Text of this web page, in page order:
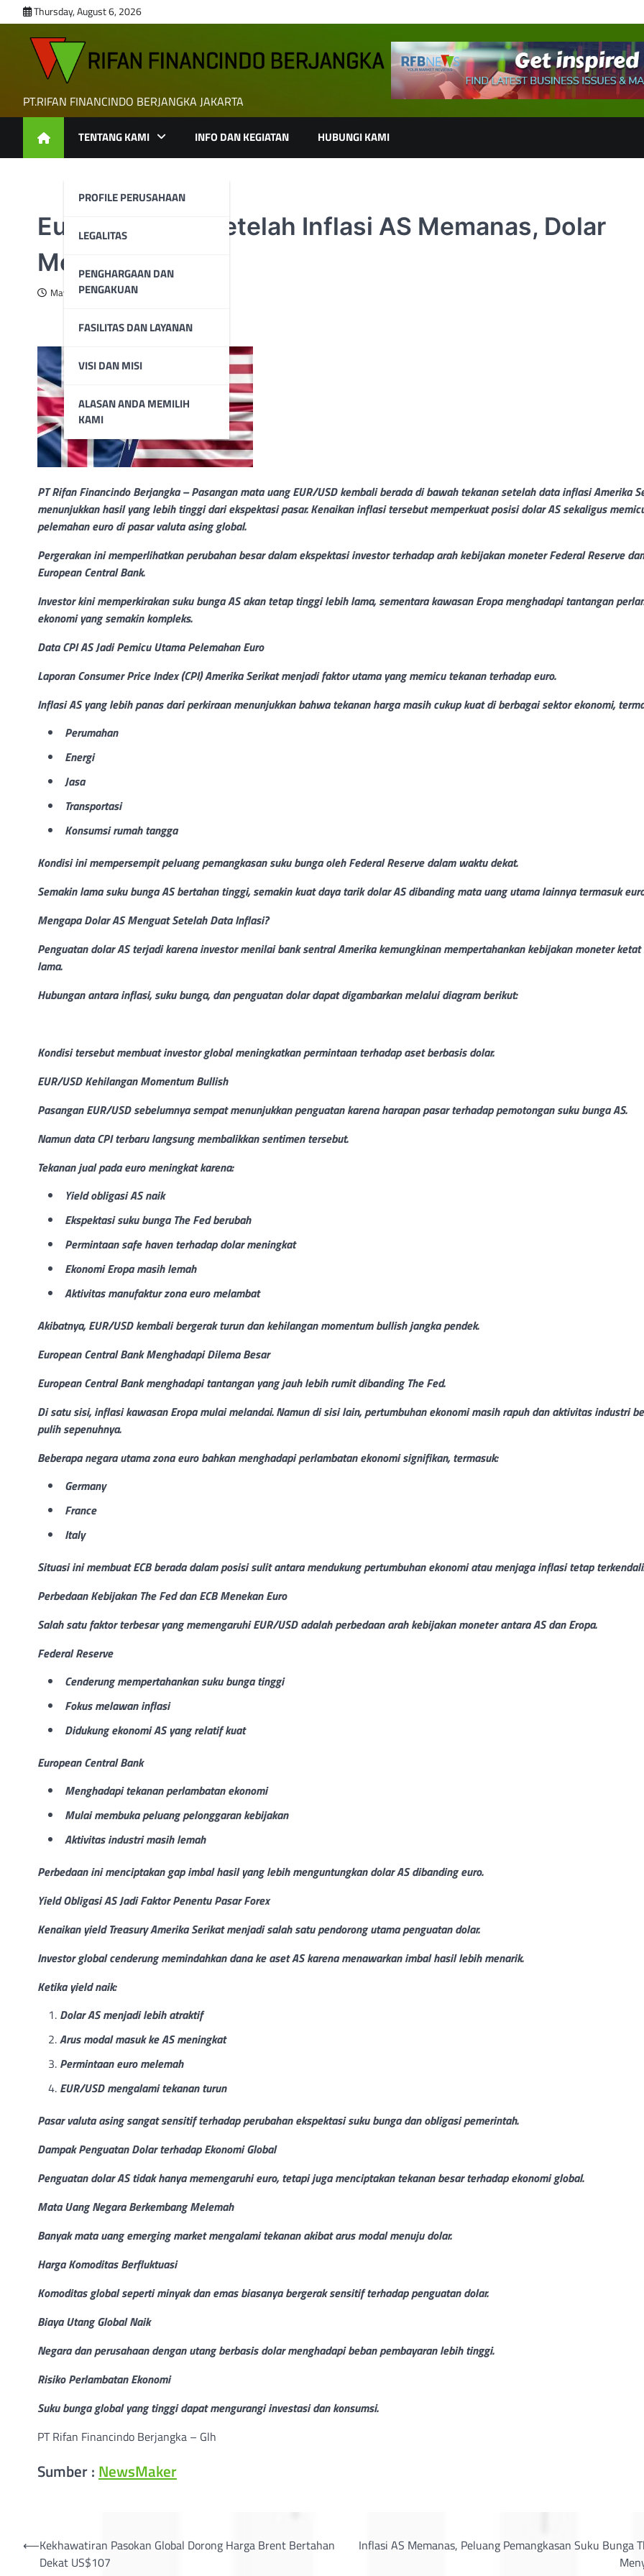
to
content
Thursday, August 6, 2026
PT.RIFAN FINANCINDO BERJANGKA JAKARTA
TENTANG KAMI
PROFILE PERUSAHAAN
LEGALITAS
PENGHARGAAN DAN
PENGAKUAN
FASILITAS DAN LAYANAN
VISI DAN MISI
ALASAN ANDA MEMILIH
KAMI
INFO DAN KEGIATAN HUBUNGI KAMI
Euro Tertekan Setelah Inflasi AS Memanas, Dolar
Menguat Tajam
May 18, 2026
PT Rifan Financindo Berjangka – Pasangan mata uang EUR/USD kembali berada di bawah tekanan setelah data inflasi Amerika
menunjukkan hasil yang lebih tinggi dari ekspektasi pasar. Kenaikan inflasi tersebut memperkuat posisi dolar AS sekaligus
pelemahan euro di pasar valuta asing global.
Pergerakan ini memperlihatkan perubahan besar dalam ekspektasi investor terhadap arah kebijakan moneter Federal Reserve dan
European Central Bank.
Investor kini memperkirakan suku bunga AS akan tetap tinggi lebih lama, sementara kawasan Eropa menghadapi tantangan
ekonomi yang semakin kompleks.
Data CPI AS Jadi Pemicu Utama Pelemahan Euro
Laporan Consumer Price Index (CPI) Amerika Serikat menjadi faktor utama yang memicu tekanan terhadap euro.
Inflasi AS yang lebih panas dari perkiraan menunjukkan bahwa tekanan harga masih cukup kuat di berbagai sektor ekonomi,
Perumahan
Energi
Jasa
Transportasi
Konsumsi rumah tangga
Kondisi ini mempersempit peluang pemangkasan suku bunga oleh Federal Reserve dalam waktu dekat.
Semakin lama suku bunga AS bertahan tinggi, semakin kuat daya tarik dolar AS dibanding mata uang utama lainnya termasuk
Mengapa Dolar AS Menguat Setelah Data Inflasi?
Penguatan dolar AS terjadi karena investor menilai bank sentral Amerika kemungkinan mempertahankan kebijakan moneter
lama.
Hubungan antara inflasi, suku bunga, dan penguatan dolar dapat digambarkan melalui diagram berikut:
Kondisi tersebut membuat investor global meningkatkan permintaan terhadap aset berbasis dolar.
EUR/USD Kehilangan Momentum Bullish
Pasangan EUR/USD sebelumnya sempat menunjukkan penguatan karena harapan pasar terhadap pemotongan suku bunga AS.
Namun data CPI terbaru langsung membalikkan sentimen tersebut.
Tekanan jual pada euro meningkat karena:
Yield obligasi AS naik
Ekspektasi suku bunga The Fed berubah
Permintaan safe haven terhadap dolar meningkat
Ekonomi Eropa masih lemah
Aktivitas manufaktur zona euro melambat
Akibatnya, EUR/USD kembali bergerak turun dan kehilangan momentum bullish jangka pendek.
European Central Bank Menghadapi Dilema Besar
European Central Bank menghadapi tantangan yang jauh lebih rumit dibanding The Fed.
Di satu sisi, inflasi kawasan Eropa mulai melandai. Namun di sisi lain, pertumbuhan ekonomi masih rapuh dan aktivitas industri
pulih sepenuhnya.
Beberapa negara utama zona euro bahkan menghadapi perlambatan ekonomi signifikan, termasuk:
Germany
France
Italy
Situasi ini membuat ECB berada dalam posisi sulit antara mendukung pertumbuhan ekonomi atau menjaga inflasi tetap terkendali.
Perbedaan Kebijakan The Fed dan ECB Menekan Euro
Salah satu faktor terbesar yang memengaruhi EUR/USD adalah perbedaan arah kebijakan moneter antara AS dan Eropa.
Federal Reserve
Cenderung mempertahankan suku bunga tinggi
Fokus melawan inflasi
Didukung ekonomi AS yang relatif kuat
European Central Bank
Menghadapi tekanan perlambatan ekonomi
Mulai membuka peluang pelonggaran kebijakan
Aktivitas industri masih lemah
Perbedaan ini menciptakan gap imbal hasil yang lebih menguntungkan dolar AS dibanding euro.
Yield Obligasi AS Jadi Faktor Penentu Pasar Forex
Kenaikan yield Treasury Amerika Serikat menjadi salah satu pendorong utama penguatan dolar.
Investor global cenderung memindahkan dana ke aset AS karena menawarkan imbal hasil lebih menarik.
Ketika yield naik:
Dolar AS menjadi lebih atraktif
Arus modal masuk ke AS meningkat
Permintaan euro melemah
EUR/USD mengalami tekanan turun
Pasar valuta asing sangat sensitif terhadap perubahan ekspektasi suku bunga dan obligasi pemerintah.
Dampak Penguatan Dolar terhadap Ekonomi Global
Penguatan dolar AS tidak hanya memengaruhi euro, tetapi juga menciptakan tekanan besar terhadap ekonomi global.
Mata Uang Negara Berkembang Melemah
Banyak mata uang emerging market mengalami tekanan akibat arus modal menuju dolar.
Harga Komoditas Berfluktuasi
Komoditas global seperti minyak dan emas biasanya bergerak sensitif terhadap penguatan dolar.
Biaya Utang Global Naik
Negara dan perusahaan dengan utang berbasis dolar menghadapi beban pembayaran lebih tinggi.
Risiko Perlambatan Ekonomi
Suku bunga global yang tinggi dapat mengurangi investasi dan konsumsi.
PT Rifan Financindo Berjangka – Glh
Sumber : NewsMaker
Post
navigation
⟵Kekhawatiran Pasokan Global Dorong Harga Brent Bertahan
Dekat US$107
Inflasi AS Memanas, Peluang Pemangkasan Suku Bunga